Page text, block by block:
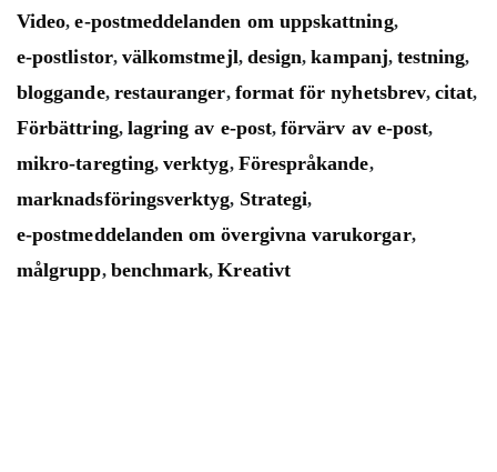
Video,e-postmeddelanden om uppskattning,
e-postlistor, välkomstmejl, design,kampanj, testning,
bloggande, restauranger, format för nyhetsbrev,citat,
Förbättring, lagring av e-post,förvärv av e-post,
mikro-taregting,verktyg, Förespråkande,
marknadsföringsverktyg, Strategi,
e-postmeddelanden om övergivna varukorgar,
målgrupp, benchmark,Kreativt